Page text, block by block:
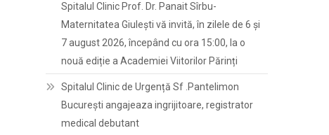
Spitalul Clinic Prof. Dr. Panait Sîrbu-
Maternitatea Giulești vă invită, în zilele de 6 și
7 august 2026, începând cu ora 15:00, la o
nouă ediție a Academiei Viitorilor Părinți
Spitalul Clinic de Urgență Sf .Pantelimon
București angajeaza ingrijitoare, registrator
medical debutant